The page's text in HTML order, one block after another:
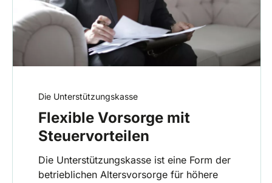
Die Unterstützungskasse
Flexible Vorsorge mit
Steuervorteilen
Die Unterstützungskasse ist eine Form der
betrieblichen Altersvorsorge für höhere